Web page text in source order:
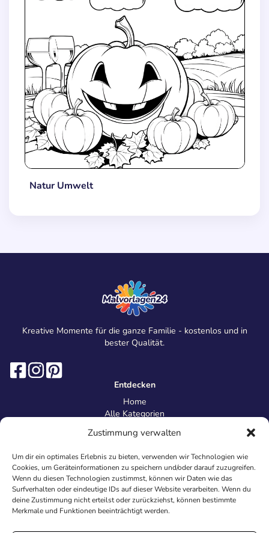
Zustimmung verwalten
Um dir ein optimales Erlebnis zu bieten, verwenden wir Technologien wie
Cookies, um Geräteinformationen zu speichern und/oder darauf zuzugreifen.
Wenn du diesen Technologien zustimmst, können wir Daten wie das
Surfverhalten oder eindeutige IDs auf dieser Website verarbeiten. Wenn du
deine Zustimmung nicht erteilst oder zurückziehst, können bestimmte
Merkmale und Funktionen beeinträchtigt werden.
Natur Umwelt
Kreative Momente für die ganze Familie - kostenlos und in
bester Qualität.
Entdecken
Home
Alle Kategorien
Information
Über uns
Kontakt
Inhaltsrichtlinien
Recht & Datenschutz
Impressum